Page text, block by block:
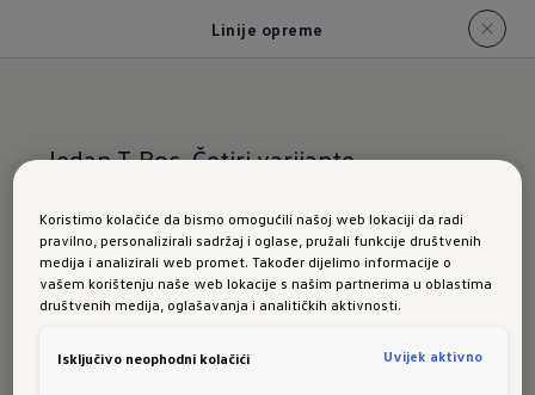
Linije opreme
Jedan T-Roc. Četiri varijante.
Pregled linija
opreme modela
T-Roc
Koristimo kolačiće da bismo omogućili našoj web lokaciji da radi
pravilno, personalizirali sadržaj i oglase, pružali funkcije društvenih
medija i analizirali web promet. Također dijelimo informacije o
vašem korištenju naše web lokacije s našim partnerima u oblastima
društvenih medija, oglašavanja i analitičkih aktivnosti.
Isključivo neophodni kolačići Uvijek aktivno